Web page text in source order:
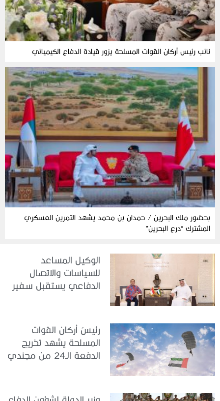
نائب رئيس أركان القوات المسلحة يزور قيادة الدفاع الكيميائي
بحضور ملك البحرين / حمدان بن محمد يشهد التمرين العسكري
المشترك “درع البحرين”
الوكيل المساعد
للسياسات والاتصال
الدفاعي يستقبل سفير
رئيسُ أركان القوات
المسلحة يشهد تخريج
الدفعة الـ24 من مجندي